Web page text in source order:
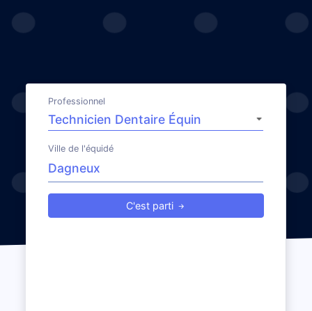
Professionnel
Ville de l'équidé
C'est parti